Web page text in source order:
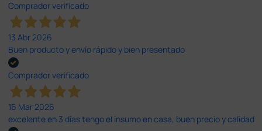
Comprador verificado
13 Abr 2026
Buen producto y envío rápido y bien presentado
Comprador verificado
16 Mar 2026
excelente en 3 días tengo el insumo en casa, buen precio y calidad